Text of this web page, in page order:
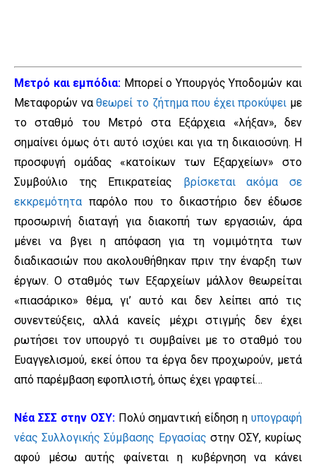
Μετρό και εμπόδια: Μπορεί ο Υπουργός Υποδομών και
Μεταφορών ναθεωρεί το ζήτημα που έχει προκύψει με
το σταθμό του Μετρό στα Εξάρχεια «λήξαν», δεν
σημαίνει όμως ότι αυτό ισχύει και για τη δικαιοσύνη. Η
προσφυγή ομάδας «κατοίκων των Εξαρχείων» στο
Συμβούλιο της Επικρατείας βρίσκεται ακόμα σε
εκκρεμότητα παρόλο που το δικαστήριο δεν έδωσε
προσωρινή διαταγή για διακοπή των εργασιών, άρα
μένει να βγει η απόφαση για τη νομιμότητα των
διαδικασιών που ακολουθήθηκαν πριν την έναρξη των
έργων. Ο σταθμός των Εξαρχείων μάλλον θεωρείται
«πιασάρικο» θέμα, γι’ αυτό και δεν λείπει από τις
συνεντεύξεις, αλλά κανείς μέχρι στιγμής δεν έχει
ρωτήσει τον υπουργό τι συμβαίνει με το σταθμό του
Ευαγγελισμού, εκεί όπου τα έργα δεν προχωρούν, μετά
από παρέμβαση εφοπλιστή, όπως έχει γραφτεί…
Νέα ΣΣΣ στην ΟΣΥ:Πολύ σημαντική είδηση η υπογραφή
νέας Συλλογικής Σύμβασης Εργασίας στην ΟΣΥ, κυρίως
αφού μέσω αυτής φαίνεται η κυβέρνηση να κάνει